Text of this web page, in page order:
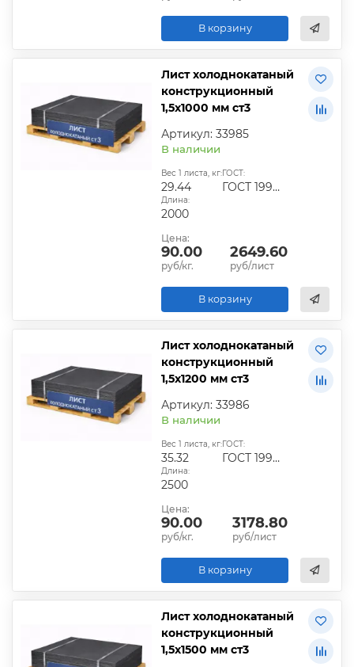
В корзину
Лист холоднокатаный
конструкционный
1,5х1000 мм ст3
Артикул: 33985
В наличии
Вес 1 листа, кг:
29.44
ГОСТ:
ГОСТ 19904-90
Длина:
2000
Цена:
90.00
руб/кг.
2649.60
руб/лист
В корзину
Лист холоднокатаный
конструкционный
1,5х1200 мм ст3
Артикул: 33986
В наличии
Вес 1 листа, кг:
35.32
ГОСТ:
ГОСТ 19904-90
Длина:
2500
Цена:
90.00
руб/кг.
3178.80
руб/лист
В корзину
Лист холоднокатаный
конструкционный
1,5х1500 мм ст3